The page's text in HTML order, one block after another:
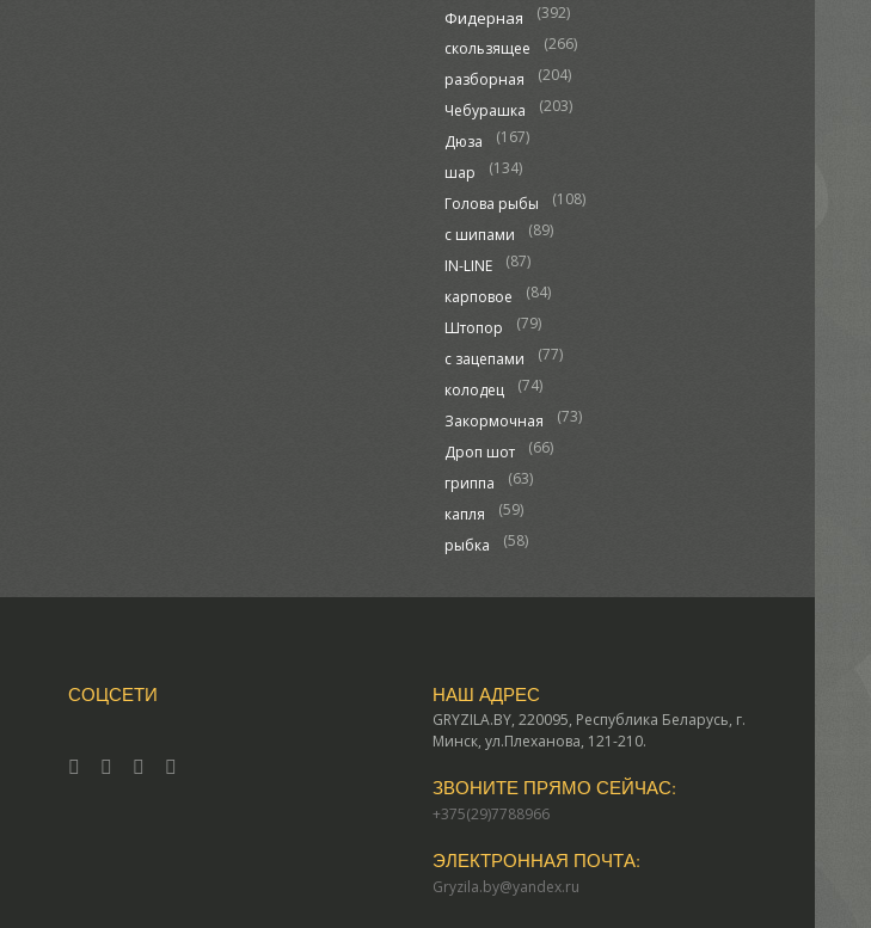
Фидерная
(392)
скользящее
(266)
разборная
(204)
Чебурашка
(203)
Дюза
(167)
шар
(134)
Голова рыбы
(108)
с шипами
(89)
IN-LINE
(87)
карповое
(84)
Штопор
(79)
с зацепами
(77)
колодец
(74)
Закормочная
(73)
Дроп шот
(66)
гриппа
(63)
капля
(59)
рыбка
(58)
СОЦСЕТИ НАШ АДРЕС
GRYZILA.BY, 220095, Республика Беларусь, г.
Минск, ул.Плеханова, 121-210.
ЗВОНИТЕ ПРЯМО СЕЙЧАС:
+375(29)7788966
ЭЛЕКТРОННАЯ ПОЧТА:
Gryzila.by@yandex.ru